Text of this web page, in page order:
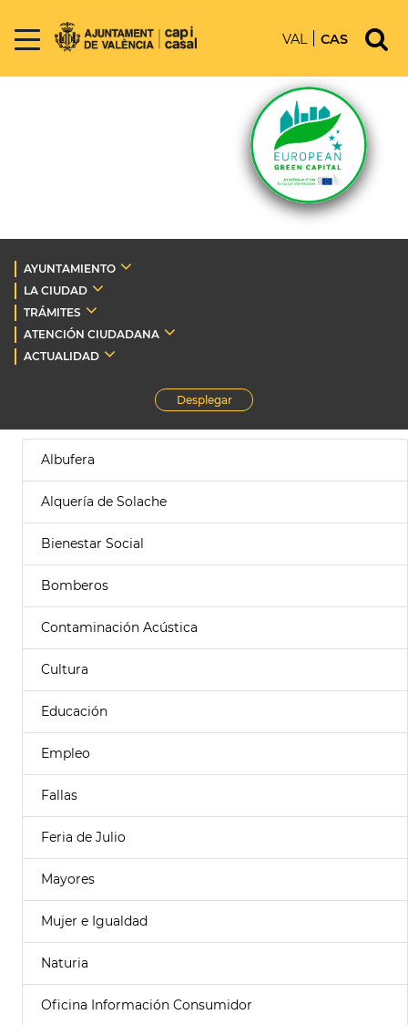
VAL CAS
AYUNTAMIENTO
LA CIUDAD
TRÁMITES
ATENCIÓN CIUDADANA
ACTUALIDAD
Desplegar
Albufera
Alquería de Solache
Bienestar Social
Bomberos
Contaminación Acústica
Cultura
Educación
Empleo
Fallas
Feria de Julio
Mayores
Mujer e Igualdad
Naturia
Oficina Información Consumidor